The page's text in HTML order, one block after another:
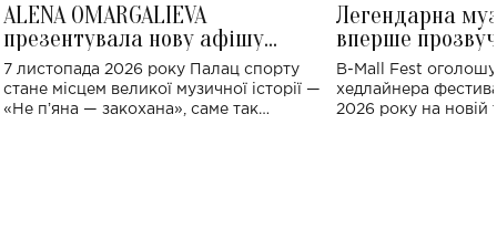
ALENA OMARGALIEVA
презентувала нову афішу
великого концерту в Палаці
спорту
7 листопада 2026 року Палац спорту
стане місцем великої музичної історії —
«Не пʼяна — закохана», саме так
Легендарна
вперше
Україні: де
B-Mall Fest
хедлайнера
2026 року на новій